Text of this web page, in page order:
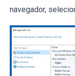
navegador,